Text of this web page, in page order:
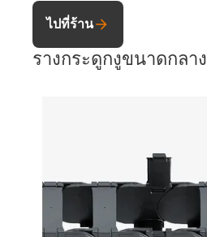
รางกระดูกงูขนาดกลาง
ไปที่ร้าน